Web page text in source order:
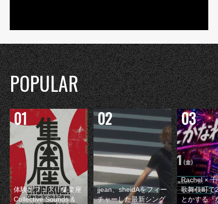
POPULAR
体験型フェス『集楽座
Collective Sounds &
jjean、sheidAをフィー
チャーした最新シング
Rachel ×
歌舞伎町で
とかする『